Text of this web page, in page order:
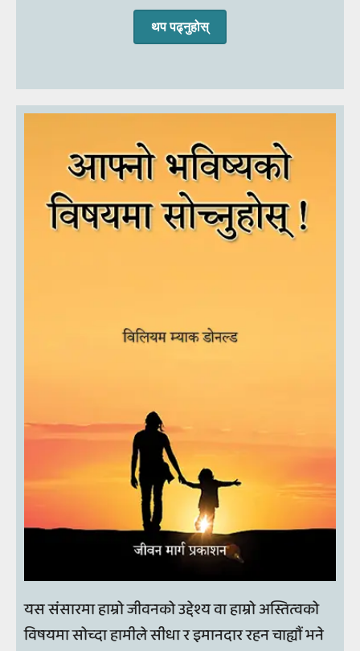
थप पढ्‍नुहोस्‌‌
यस संसारमा हाम्रो जीवनको उद्देश्य वा हाम्रो अस्तित्वको
विषयमा सोच्दा हामीले सीधा र इमानदार रहन चाह्यौं भने